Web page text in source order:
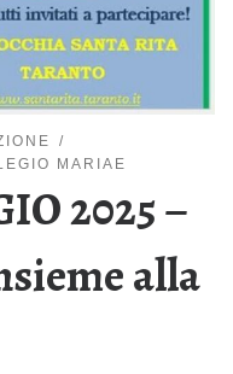
MARIAE
2025 –
alla